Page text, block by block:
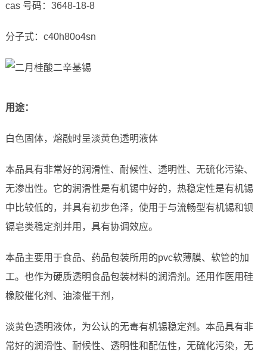
cas 号码：3648-18-8
分子式：c40h80o4sn
用途：
白色固体，熔融时呈淡黄色透明液体
本品具有非常好的润滑性、耐候性、透明性、无硫化污染、
无渗出性。它的润滑性是有机锡中好的，热稳定性是有机锡
中比较低的，并具有初步色泽，使用于与流畅型有机锡和钡
镉皂类稳定剂并用，具有协调效应。
本品主要用于食品、药品包装所用的pvc软薄膜、软管的加
工。也作为硬质透明食品包装材料的润滑剂。还用作医用硅
橡胶催化剂、油漆催干剂，
淡黄色透明液体，为公认的无毒有机锡稳定剂。本品具有非
常好的润滑性、耐候性、透明性和配伍性，无硫化污染，无